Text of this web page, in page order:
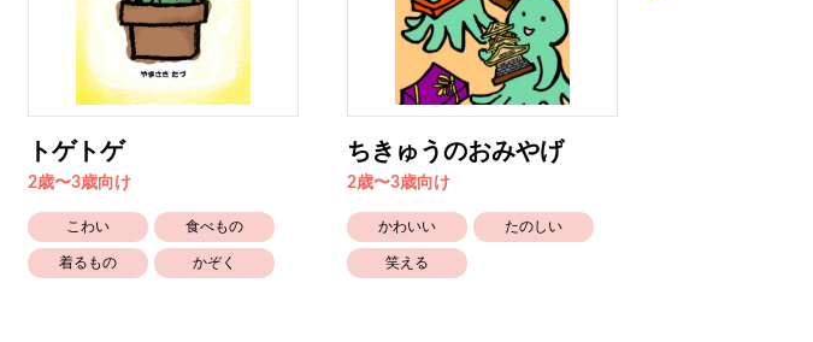
トゲトゲ
2歳〜3歳向け
こわい 食べもの
着るもの かぞく
ちきゅうのおみやげ
2歳〜3歳向け
かわいい たのしい
笑える